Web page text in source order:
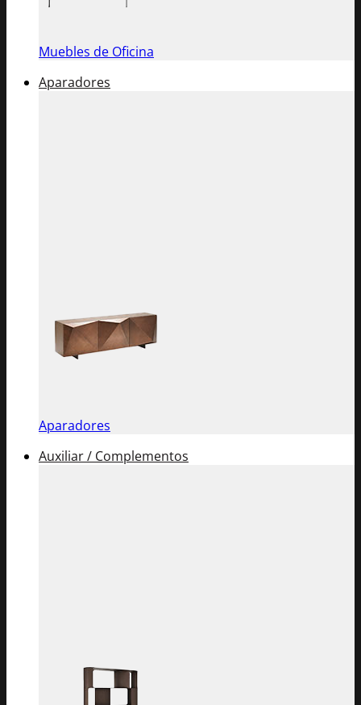
Muebles de Oficina
Aparadores
Aparadores
Auxiliar / Complementos